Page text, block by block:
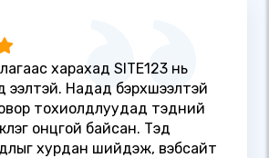
харахад SITE123 нь
ээлтэй. Надад бэрхшээлтэй
тохиолдлуудад тэдний
онцгой байсан. Тэд
хурдан шийдэж, вэбсайт